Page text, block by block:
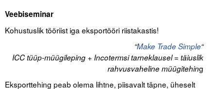
Astu ICC Eesti liikmeks!
ICC Eesti
Veebiseminar
Kohustuslik tööriist iga eksportööri riistakastis!
“Make Trade Simple“
ICC tüüp-müügileping + Incotermsi tarneklausel = täiuslik
rahvusvaheline müügitehing
Eksporttehing peab olema lihtne, piisavalt täpne, üheselt